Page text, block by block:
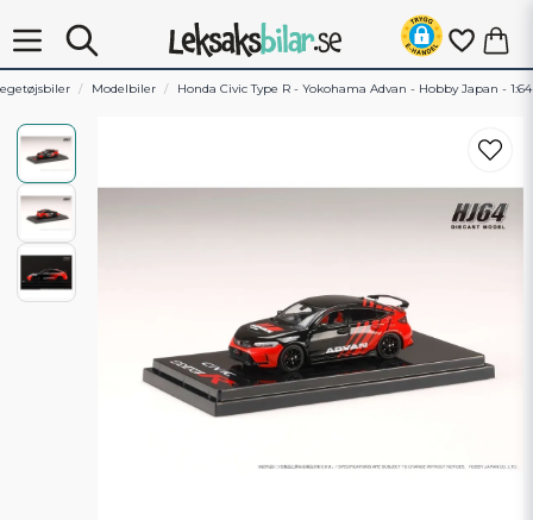
Modelbiler Honda Civic Type R - Yokohama Advan - Hobby Japan - 1:64